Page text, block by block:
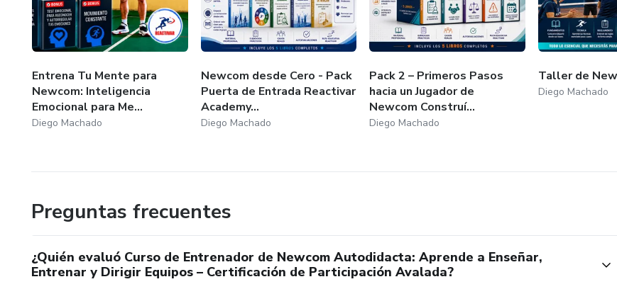
📝 Evaluación final en cada módulo para reforzar el aprendizaje.
♾️ Acceso permanente al contenido.
🏅 Certificado de Participación Avalada al finalizar.
Entrenadores deportivos.
Coordinadores de actividades recreativas.
Entrena Tu Mente para
Newcom: Inteligencia
Emocional para Me...
Diego Machado
Newcom desde Cero - Pack
Puerta de Entrada Reactivar
Academy...
Diego Machado
Pack 2 – Primeros Pasos
hacia un Jugador de
Newcom Construí...
Diego Machado
Taller de
Diego Machado
Preguntas frecuentes
¿Quién evaluó Curso de Entrenador de Newcom Autodidacta: Aprende a Enseñar,
Entrenar y Dirigir Equipos – Certificación de Participación Avalada?